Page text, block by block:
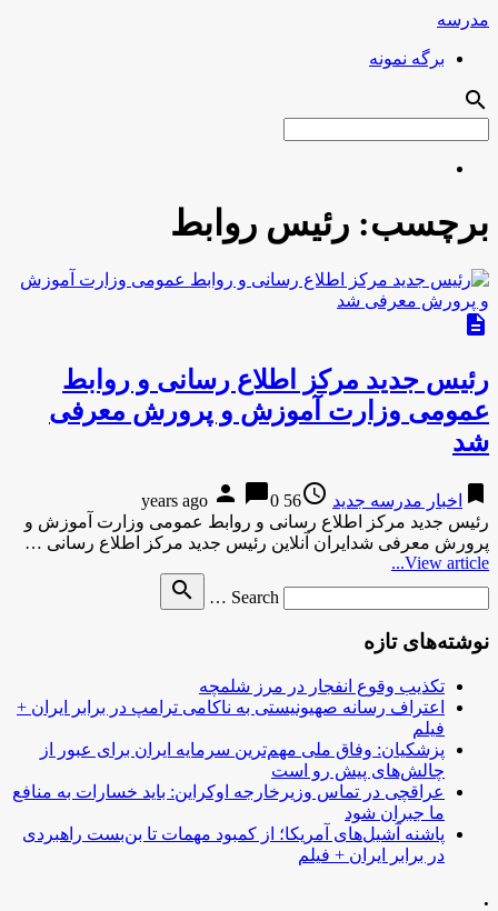
مدرسه
برگه نمونه
search
برچسب: رئیس روابط
description
رئیس جدید مرکز اطلاع رسانی و روابط
عمومی وزارت آموزش و پرورش معرفی
شد
bookmark اخبار مدرسه جدید access_time
56 years ago
person chat_bubble0
رئیس جدید مرکز اطلاع رسانی و روابط عمومی وزارت آموزش و
پرورش معرفی شدایران آنلاین رئیس جدید مرکز اطلاع رسانی …
View article...
Search …
search
نوشته‌های تازه
تکذیب وقوع انفجار در مرز شلمچه
اعتراف رسانه صهیونیستی به ناکامی ترامپ در برابر ایران +
فیلم
پزشکیان: وفاق ملی مهم‌ترین سرمایه ایران برای عبور از
چالش‌های پیش رو است
عراقچی در تماس وزیرخارجه اوکراین: باید خسارات به منافع
ما جبران شود
پاشنه آشیل‌های آمریکا؛ از کمبود مهمات تا بن‌بست راهبردی
در برابر ایران + فیلم
.